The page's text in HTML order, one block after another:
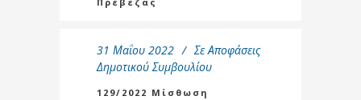
31 Μαΐου 2022 Σε Αποφάσεις
Δημοτικού Συμβουλίου
129/2022 Μίσθωση